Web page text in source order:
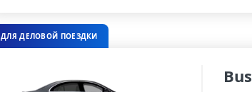
ДЛЯ ДЕЛОВОЙ ПОЕЗДКИ